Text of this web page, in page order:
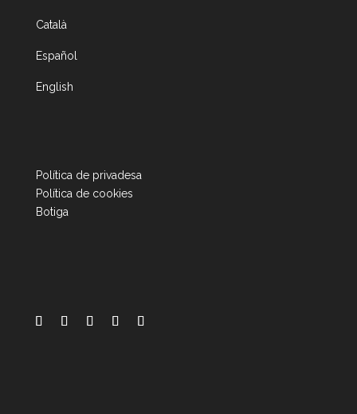
Català
Español
English
Política de privadesa
Política de cookies
Botiga